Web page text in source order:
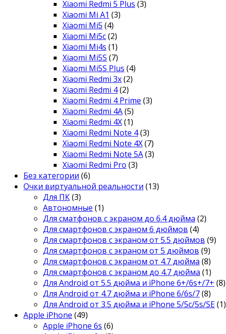
Xiaomi Redmi 5 Plus (3)
Xiaomi Mi A1 (3)
Xiaomi Mi5 (4)
Xiaomi Mi5c(2)
Xiaomi Mi4s (1)
Xiaomi Mi5S (7)
Xiaomi Mi5S Plus (4)
Xiaomi Redmi 3x(2)
Xiaomi Redmi 4(2)
Xiaomi Redmi 4 Prime (3)
Xiaomi Redmi 4A(5)
Xiaomi Redmi 4X(1)
Xiaomi Redmi Note 4(3)
Xiaomi Redmi Note 4X(7)
Xiaomi Redmi Note 5A(3)
Xiaomi Redmi Pro (3)
Без категории (6)
Очки виртуальной реальности (13)
Для ПК(3)
Автономные (1)
Для сматфонов с экраном до 6.4 дюйма (2)
Для смартфонов с экраном 6 дюймов (4)
Для смартфонов с экраном от 5.5 дюймов (9)
Для смартфонов с экраном от 5 дюймов (9)
Для смартфонов с экраном от 4.7 дюйма (8)
Для смартфонов с экраном до 4.7 дюйма (1)
Для Android от 5.5 дюйма и iPhone 6+/6s+/7+ (8)
Для Android от 4.7 дюйма и iPhone 6/6s/7(8)
Для Android от 3.5 дюйма и iPhone 5/5c/5s/SE(1)
Apple iPhone (49)
Apple iPhone 6s (6)